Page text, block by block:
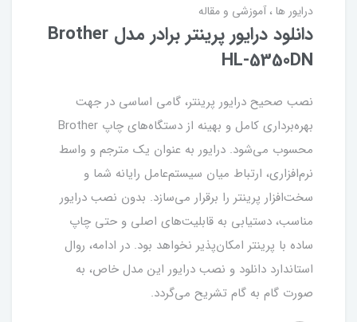
درایور ها آموزشی و مقاله
دانلود درایور پرینتر برادر مدل Brother
HL-5350DN
نصب صحیح درایور پرینتر، گامی اساسی در جهت
بهره‌برداری کامل و بهینه از دستگاه‌های چاپ Brother
محسوب می‌شود. درایور به عنوان یک مترجم و واسط
نرم‌افزاری، ارتباط میان سیستم‌عامل رایانه شما و
سخت‌افزار پرینتر را برقرار می‌سازد. بدون نصب درایور
مناسب، دستیابی به قابلیت‌های اصلی و حتی چاپ
ساده با پرینتر امکان‌پذیر نخواهد بود. در ادامه، روال
استاندارد دانلود و نصب درایور این مدل خاص، به
صورت گام به گام تشریح می‌گردد.